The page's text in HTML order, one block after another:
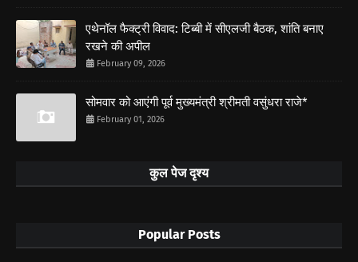
एथेनॉल फैक्ट्री विवाद: टिब्बी में सीएलजी बैठक, शांति बनाए
रखने की अपील
February 09, 2026
सोमवार को आएंगी पूर्व मुख्यमंत्री श्रीमती वसुंधरा राजे*
February 01, 2026
कुल पेज दृश्य
Popular Posts